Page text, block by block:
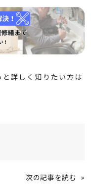
詳しく知りたい方は
次の記事を読む »